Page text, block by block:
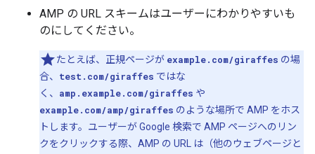
AMP の URL スキームはユーザーにわかりやすいも
のにしてください。
たとえば、正規ページが example.com/giraffes の場
合、 test.com/giraffes ではな
く、 amp.example.com/giraffes や
example.com/amp/giraffes のような場所で AMP をホス
トします。ユーザーが Google 検索で AMP ページへのリン
クをクリックする際、AMP の URL は（他のウェブページと